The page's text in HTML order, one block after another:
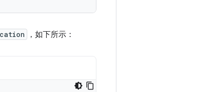
，如下所示：